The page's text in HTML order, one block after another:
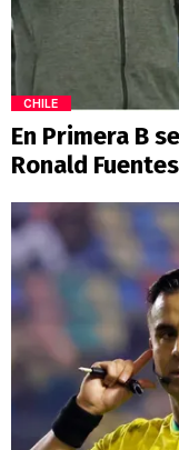
CHILE
En Primera B
Ronald